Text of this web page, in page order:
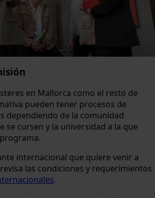
en Mallorca como el resto de
pueden tener procesos de
dependiendo de la comunidad
se cursen y la universidad a la que
internacional que quiere venir a
las condiciones y requerimientos
.